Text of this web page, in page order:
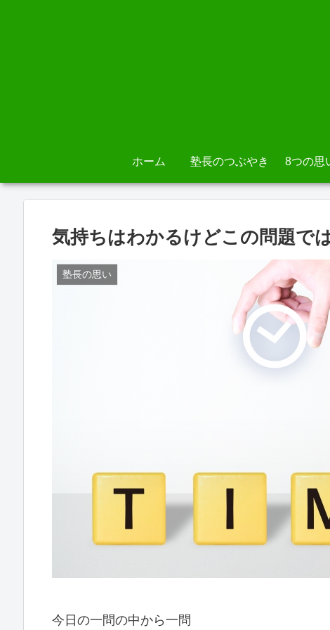
ホーム 塾長のつぶやき 8つの思
気持ちはわかるけどこの問題で
塾長の思い
今日の一問の中から一問